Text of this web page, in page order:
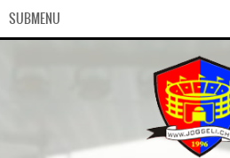
SUBMENU